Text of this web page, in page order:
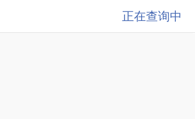
正在查询中